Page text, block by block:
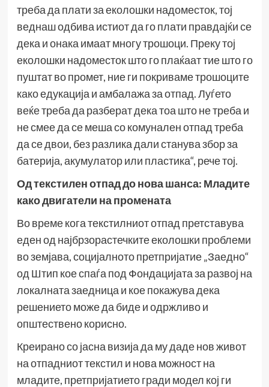
треба да плати за еколошки надоместок, тој
веднаш одбива истиот да го плати правдајќи се
дека и онака имаат многу трошоци. Преку тој
еколошки надоместок што го плаќаат тие што го
пуштат во промет, ние ги покриваме трошоците
како едукација и амбалажа за отпад. Луѓето
веќе треба да разберат дека тоа што не треба и
не смее да се меша со комунален отпад треба
да се двои, без разлика дали станува збор за
батерија, акумулатор или пластика“, рече тој.
Од текстилен отпад до нова шанса: Младите
како двигатели на промената
Во време кога текстилниот отпад претставува
еден од најбрзорастечките еколошки проблеми
во земјава, социјалното претпријатие „Заедно“
од Штип кое спаѓа под Фондацијата за развој на
локалната заедница и кое покажува дека
решението може да биде и одржливо и
општествено корисно.
Креирано со јасна визија да му даде нов живот
на отпадниот текстил и нова можност на
младите, претпријатието гради модел кој ги